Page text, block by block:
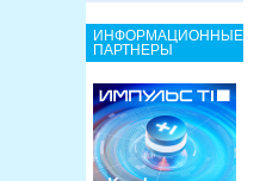
ИНФОРМАЦИОННЫЕ
ПАРТНЕРЫ